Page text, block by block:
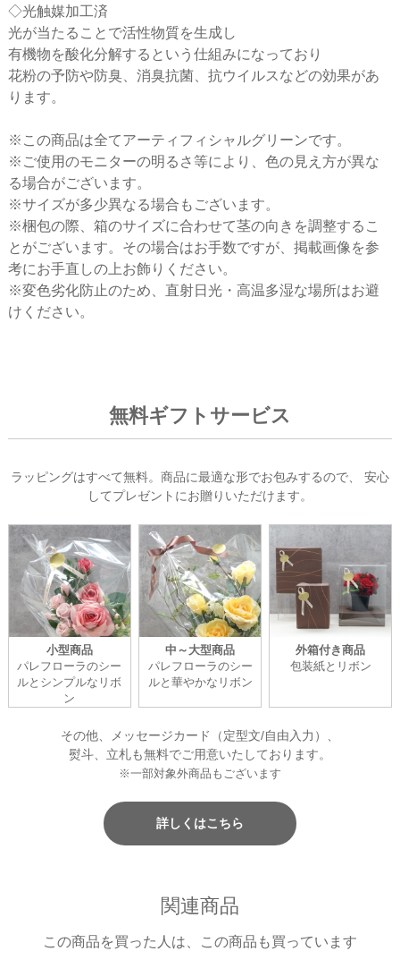
◇光触媒加工済
光が当たることで活性物質を生成し
有機物を酸化分解するという仕組みになっており
花粉の予防や防臭、消臭抗菌、抗ウイルスなどの効果があ
ります。
※この商品は全てアーティフィシャルグリーンです。
※ご使用のモニターの明るさ等により、色の見え方が異な
る場合がございます。
※サイズが多少異なる場合もございます。
※梱包の際、箱のサイズに合わせて茎の向きを調整するこ
とがございます。その場合はお手数ですが、掲載画像を参
考にお手直しの上お飾りください。
※変色劣化防止のため、直射日光・高温多湿な場所はお避
けください。
無料ギフトサービス
ラッピングはすべて無料。商品に最適な形でお包みするので、
安心
してプレゼントにお贈りいただけます。
小型商品
パレフローラのシー
ルとシンプルなリボ
ン
中～大型商品
パレフローラのシー
ルと華やかなリボン
外箱付き商品
包装紙とリボン
その他、メッセージカード（定型文/自由入力）、
熨斗、立札も無料でご用意いたしております。
※一部対象外商品もございます
詳しくはこちら
関連商品
この商品を買った人は、この商品も買っています